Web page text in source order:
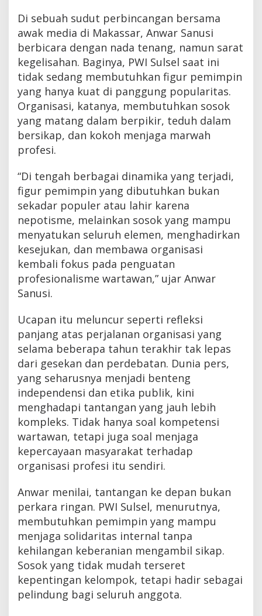
Di sebuah sudut perbincangan bersama
awak media di Makassar, Anwar Sanusi
berbicara dengan nada tenang, namun sarat
kegelisahan. Baginya, PWI Sulsel saat ini
tidak sedang membutuhkan figur pemimpin
yang hanya kuat di panggung popularitas.
Organisasi, katanya, membutuhkan sosok
yang matang dalam berpikir, teduh dalam
bersikap, dan kokoh menjaga marwah
profesi.
“Di tengah berbagai dinamika yang terjadi,
figur pemimpin yang dibutuhkan bukan
sekadar populer atau lahir karena
nepotisme, melainkan sosok yang mampu
menyatukan seluruh elemen, menghadirkan
kesejukan, dan membawa organisasi
kembali fokus pada penguatan
profesionalisme wartawan,” ujar Anwar
Sanusi.
Ucapan itu meluncur seperti refleksi
panjang atas perjalanan organisasi yang
selama beberapa tahun terakhir tak lepas
dari gesekan dan perdebatan. Dunia pers,
yang seharusnya menjadi benteng
independensi dan etika publik, kini
menghadapi tantangan yang jauh lebih
kompleks. Tidak hanya soal kompetensi
wartawan, tetapi juga soal menjaga
kepercayaan masyarakat terhadap
organisasi profesi itu sendiri.
Anwar menilai, tantangan ke depan bukan
perkara ringan. PWI Sulsel, menurutnya,
membutuhkan pemimpin yang mampu
menjaga solidaritas internal tanpa
kehilangan keberanian mengambil sikap.
Sosok yang tidak mudah terseret
kepentingan kelompok, tetapi hadir sebagai
pelindung bagi seluruh anggota.